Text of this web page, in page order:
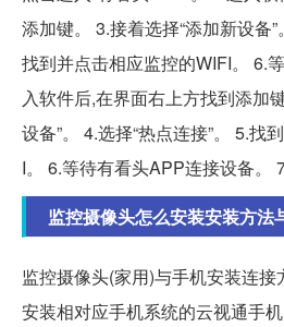
添加键。 3.接着选择“添加新设备”
找到并点击相应监控的WIFI。 6.
入软件后,在界面右上方找到添加
设备”。 4.选择“热点连接”。 5.找
I。 6.等待有看头APP连接设备。
监控摄像头怎么安装安装方法
监控摄像头(家用)与手机安装连
安装相对应手机系统的云视通手